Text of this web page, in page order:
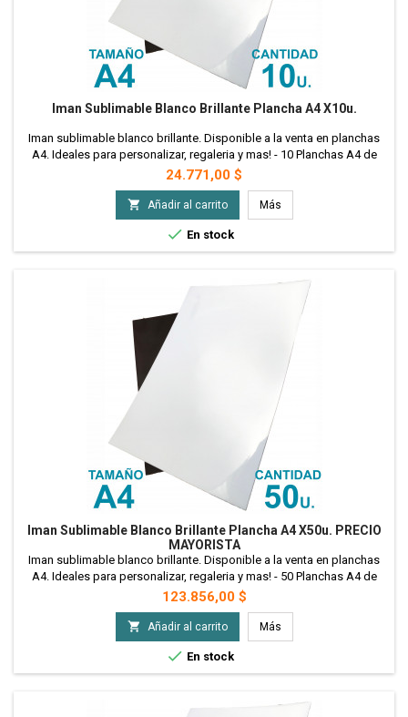
Iman Sublimable Blanco Brillante Plancha A4 X10u.
Iman sublimable blanco brillante. Disponible a la venta en planchas
A4. Ideales para personalizar, regaleria y mas! - 10 Planchas A4 de
Iman Sublimable
Precio
24.771,00 $
 Añadir al carrito Más
 En stock
Iman Sublimable Blanco Brillante Plancha A4 X50u. PRECIO
MAYORISTA
Iman sublimable blanco brillante. Disponible a la venta en planchas
A4. Ideales para personalizar, regaleria y mas! - 50 Planchas A4 de
Iman Sublimable - Precio Mayorista
Precio
123.856,00 $
 Añadir al carrito Más
 En stock